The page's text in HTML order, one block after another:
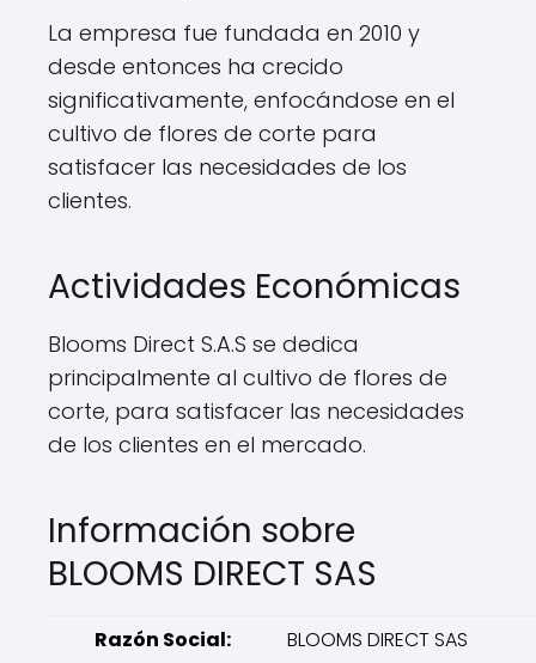
La empresa fue fundada en 2010 y
desde entonces ha crecido
significativamente, enfocándose en el
cultivo de flores de corte para
satisfacer las necesidades de los
clientes.
Actividades Económicas
Blooms Direct S.A.S se dedica
principalmente al cultivo de flores de
corte, para satisfacer las necesidades
de los clientes en el mercado.
Información sobre
BLOOMS DIRECT SAS
Razón Social:
BLOOMS DIRECT SAS